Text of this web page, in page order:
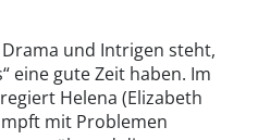
und Intrigen steht,
eine gute Zeit haben. Im
Helena (Elizabeth
mit Problemen